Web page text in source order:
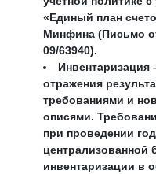
«Единый план
Минфина (Письмо
09/63940).
Инвентаризация
отражения
требованиями и
описями.
при проведении
централизованной
инвентаризации в